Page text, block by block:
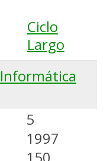
Ciclo
Largo
5
1997